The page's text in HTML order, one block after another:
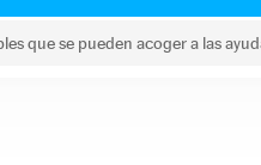
que se pueden acoger a las